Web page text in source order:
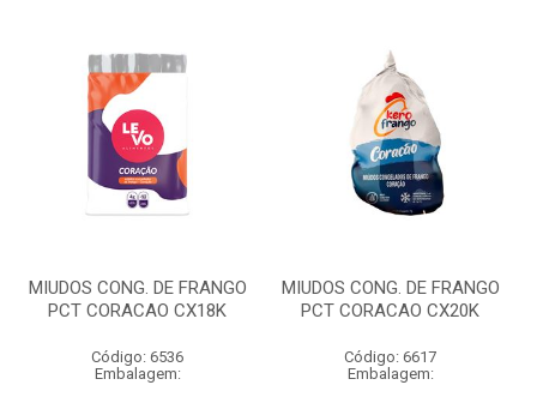
MIUDOS CONG. DE FRANGO
PCT CORACAO CX18K
Código: 6536
Embalagem:
MIUDOS CONG. DE FRANGO
PCT CORACAO CX20K
Código: 6617
Embalagem: